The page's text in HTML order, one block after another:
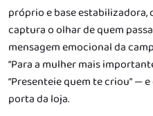
próprio e base
captura o olhar de quem
mensagem emocional da
“Para a mulher mais
“Presenteie quem te criou”— e
porta da loja.